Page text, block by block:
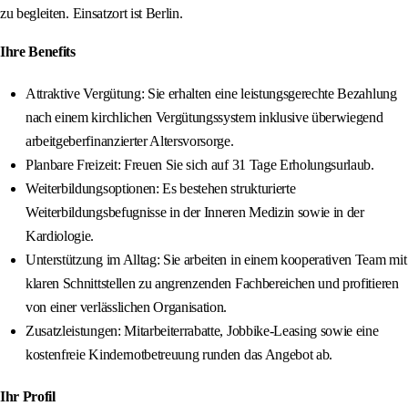
zu begleiten. Einsatzort ist Berlin.
Ihre Benefits
Attraktive Vergütung: Sie erhalten eine leistungsgerechte Bezahlung
nach einem kirchlichen Vergütungssystem inklusive überwiegend
arbeitgeberfinanzierter Altersvorsorge.
Planbare Freizeit: Freuen Sie sich auf 31 Tage Erholungsurlaub.
Weiterbildungsoptionen: Es bestehen strukturierte
Weiterbildungsbefugnisse in der Inneren Medizin sowie in der
Kardiologie.
Unterstützung im Alltag: Sie arbeiten in einem kooperativen Team mit
klaren Schnittstellen zu angrenzenden Fachbereichen und profitieren
von einer verlässlichen Organisation.
Zusatzleistungen: Mitarbeiterrabatte, Jobbike-Leasing sowie eine
kostenfreie Kindernotbetreuung runden das Angebot ab.
Ihr Profil